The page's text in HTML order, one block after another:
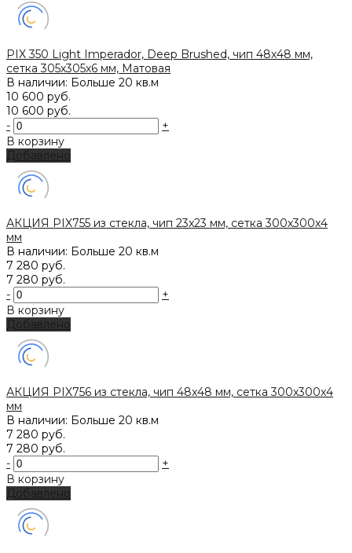
PIX 350 Light Imperador, Deep Brushed, чип 48х48 мм,
сетка 305х305х6 мм, Матовая
В наличии: Больше 20 кв.м
10 600 руб.
10 600 руб.
-
+
В корзину
Добавлено
АКЦИЯ PIX755 из стекла, чип 23x23 мм, сетка 300х300x4
мм
В наличии: Больше 20 кв.м
7 280 руб.
7 280 руб.
-
+
В корзину
Добавлено
АКЦИЯ PIX756 из стекла, чип 48x48 мм, сетка 300х300x4
мм
В наличии: Больше 20 кв.м
7 280 руб.
7 280 руб.
-
+
В корзину
Добавлено